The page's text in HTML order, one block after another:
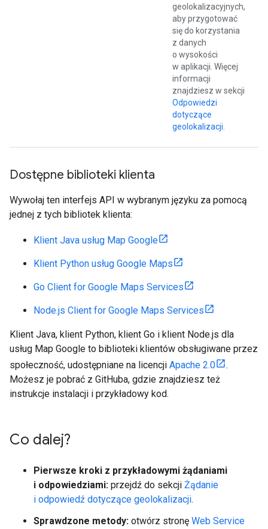
geolokalizacyjnych,
aby przygotować
się do korzystania
z danych
o wysokości
w aplikacji. Więcej
informacji
znajdziesz w sekcji
Odpowiedzi
dotyczące
geolokalizacji.
Dostępne biblioteki klienta
Wywołaj ten interfejs API w wybranym języku za pomocą
jednej z tych bibliotek klienta:
Klient Java usług Map Google
Klient Python usług Google Maps
Go Client for Google Maps Services
Node.js Client for Google Maps Services
Klient Java, klient Python, klient Go i klient Node.js dla
usług Map Google to biblioteki klientów obsługiwane przez
społeczność, udostępniane na licencji Apache 2.0
.
Możesz je pobrać z GitHuba, gdzie znajdziesz też
instrukcje instalacji i przykładowy kod.
Co dalej?
Pierwsze kroki z przykładowymi żądaniami
i odpowiedziami: przejdź do sekcji Żądanie
i odpowiedź dotyczące geolokalizacji.
Sprawdzone metody: otwórz stronę Web Service